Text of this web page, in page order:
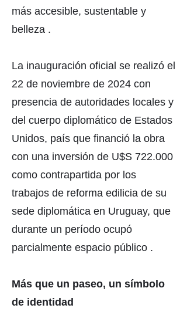
más accesible, sustentable y
belleza .
La inauguración oficial se realizó el
22 de noviembre de 2024 con
presencia de autoridades locales y
del cuerpo diplomático de Estados
Unidos, país que financió la obra
con una inversión de U$S 722.000
como contrapartida por los
trabajos de reforma edilicia de su
sede diplomática en Uruguay, que
durante un período ocupó
parcialmente espacio público .
Más que un paseo, un símbolo
de identidad